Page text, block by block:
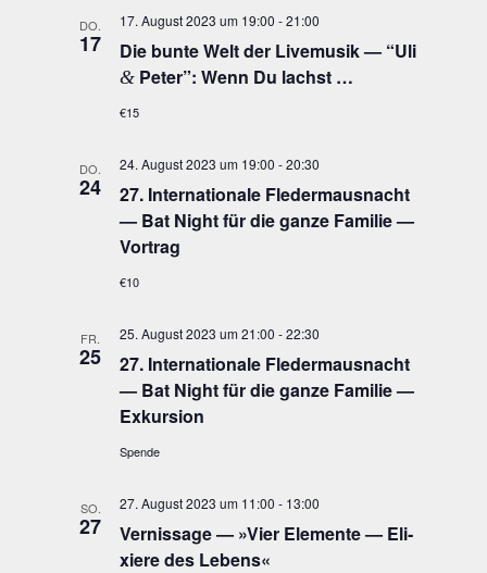
DO.
17 Die bun­te Welt der Live­mu­sik — “Uli
& Peter”: Wenn Du lachst …
17. August 2023 um 19:00 -21:00
€15
DO.
24
27. Inter­na­tio­na­le Fle­der­maus­nacht
— Bat Night für die gan­ze Fami­lie —
Vortrag
24. August 2023 um 19:00 -20:30
€10
FR.
25
27. Inter­na­tio­na­le Fle­der­maus­nacht
— Bat Night für die gan­ze Fami­lie —
Exkursion
25. August 2023 um 21:00 -22:30
Spende
SO.
27
Ver­nis­sa­ge — »Vier Ele­men­te — Eli­
xie­re des Lebens«
27. August 2023 um 11:00 - 13:00